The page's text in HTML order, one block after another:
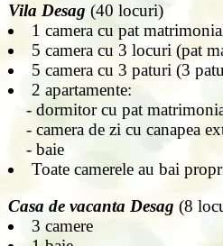
Vila Desag (40 locuri)
1 camera cu pat
5 camera cu 3 locuri (pat
5 camera cu 3 paturi (3
2 apartamente:
- dormitor cu pat
- camera de zi cu canapea
- baie
Toate camerele au bai
Casa de vacanta Desag (8
3 camere